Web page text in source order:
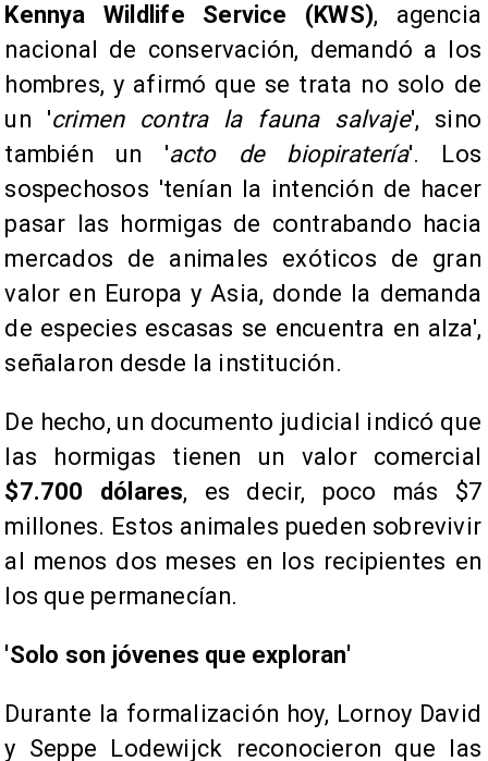
Kennya Wildlife Service (KWS), agencia
nacional de conservación, demandó a los
hombres, y afirmó que se trata no solo de
un 'crimen contra la fauna salvaje', sino
también un 'acto de biopiratería'. Los
sospechosos 'tenían la intención de hacer
pasar las hormigas de contrabando hacia
mercados de animales exóticos de gran
valor en Europa y Asia, donde la demanda
de especies escasas se encuentra en alza',
señalaron desde la institución.
De hecho, un documento judicial indicó que
las hormigas tienen un valor comercial
$7.700 dólares, es decir, poco más $7
millones. Estos animales pueden sobrevivir
al menos dos meses en los recipientes en
los que permanecían.
'Solo son jóvenes que exploran'
Durante la formalización hoy, Lornoy David
y Seppe Lodewijck reconocieron que las